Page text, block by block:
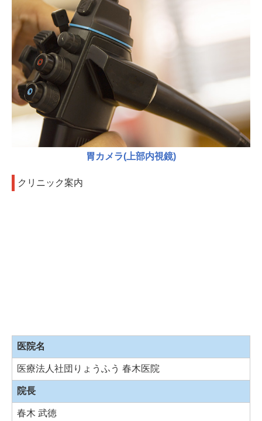
クリニック案内
医院名
医療法人社団りょうふう 春木医院
院長
春木 武徳
胃カメラ(上部内視鏡)